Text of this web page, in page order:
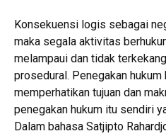
Konsekuensi logis sebagai
maka segala aktivitas
melampaui dan tidak
prosedural. Penegakan
memperhatikan tujuan dan
penegakan hukum itu sendiri
Dalam bahasa Satjipto